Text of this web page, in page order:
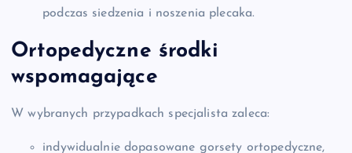
podczas siedzenia i noszenia plecaka.
Ortopedyczne środki
wspomagające
W wybranych przypadkach specjalista zaleca:
indywidualnie dopasowane gorsety ortopedyczne,